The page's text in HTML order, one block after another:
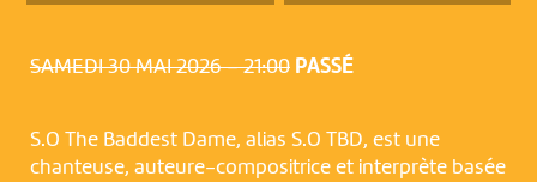
SAMEDI 30 MAI 2026 – 21:00 PASSÉ
S.O The Baddest Dame, alias S.O TBD, est une
chanteuse, auteure-compositrice et interprète basée